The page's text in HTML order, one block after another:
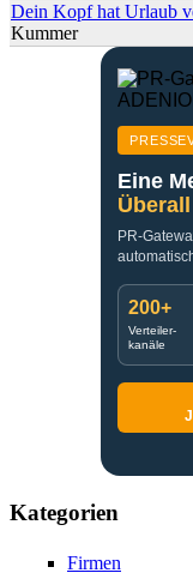
Dein Kopf hat Urlaub
Kummer
Eine
PR-
200+
Verteiler-
kanäle
Kategorien
Firmen